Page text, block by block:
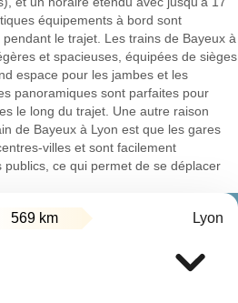
équipements à bord sont
le trajet. Les trains de Bayeux à
et spacieuses, équipées de sièges
espace pour les jambes et les
panoramiques sont parfaites pour
le long du trajet. Une autre raison
de Bayeux à Lyon est que les gares
villes et sont facilement
ce qui permet de se déplacer
569 km Lyon